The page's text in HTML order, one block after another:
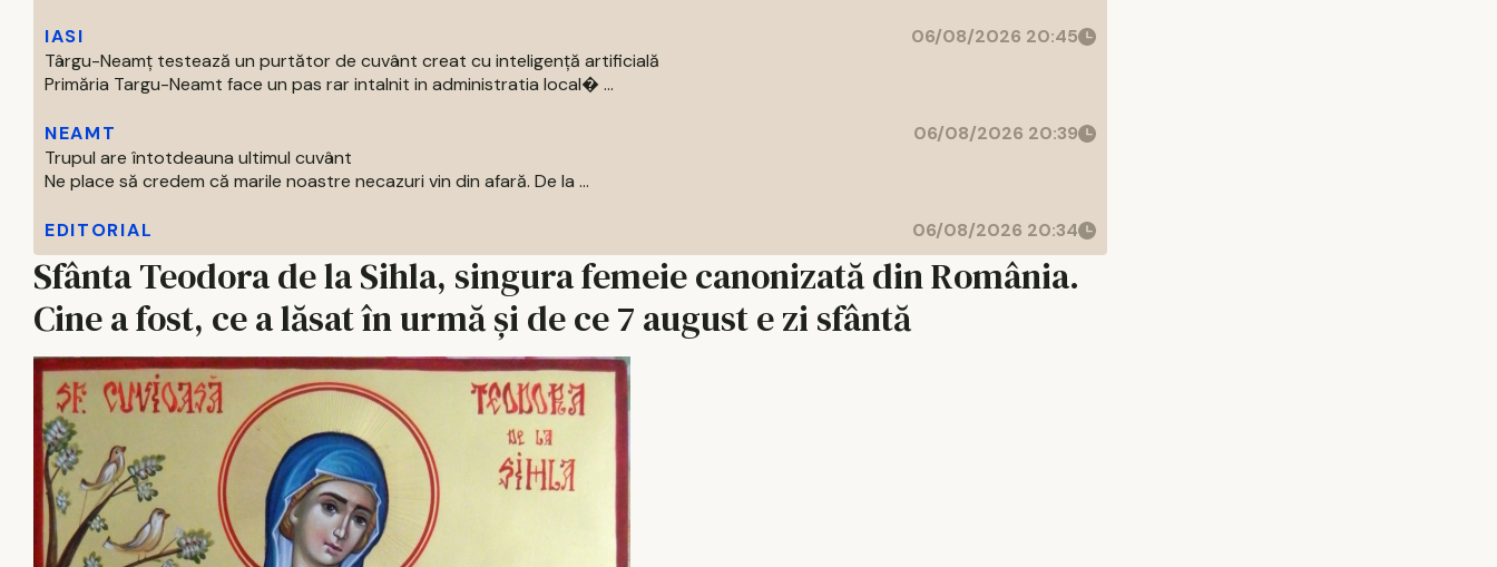
IASI
06/08/2026 20:45
Târgu-Neamț testează un purtător de cuvânt creat cu inteligență artificială
Primăria Targu-Neamt face un pas rar intalnit in administratia local� ...
NEAMT
06/08/2026 20:39
Trupul are întotdeauna ultimul cuvânt
Ne place să credem că marile noastre necazuri vin din afară. De la ...
EDITORIAL 06/08/2026 20:34
Sfânta Teodora de la Sihla, singura femeie canonizată din România.
Cine a fost, ce a lăsat în urmă și de ce 7 august e zi sfântă